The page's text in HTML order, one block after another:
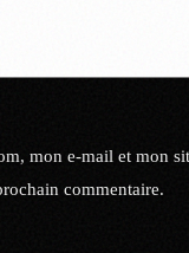
mon e-mail et mon
commentaire.